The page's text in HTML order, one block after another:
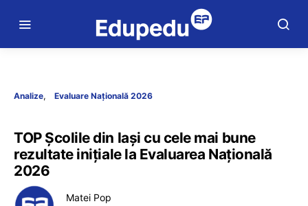
Analize Evaluare Națională 2026
TOP Școlile din Iași cu cele mai bune
rezultate inițiale la Evaluarea Națională
2026
Matei Pop